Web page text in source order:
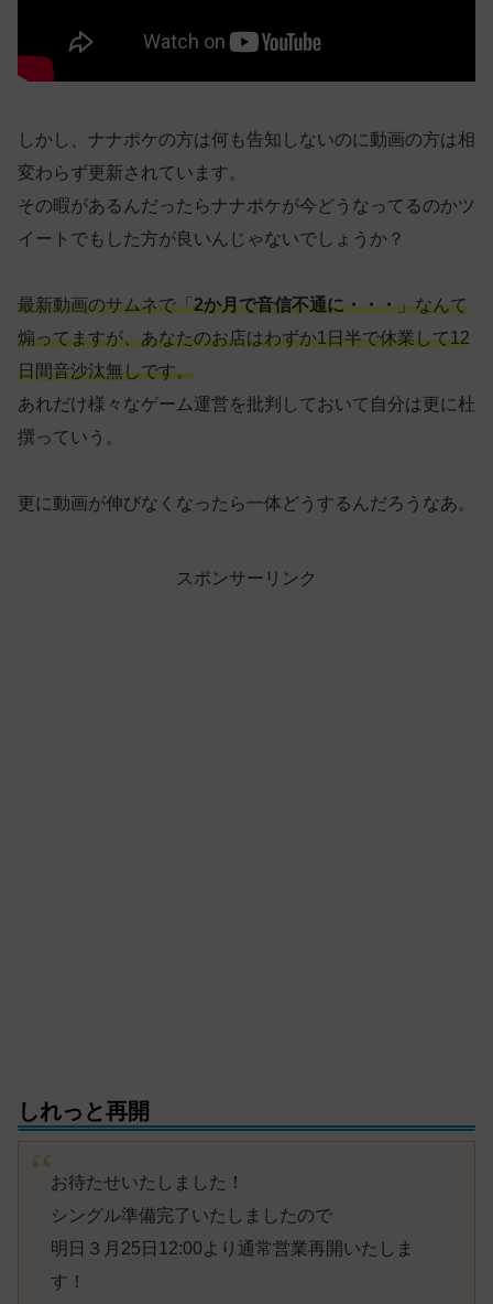
しかし、ナナポケの方は何も告知しないのに動画の方は相
変わらず更新されています。
その暇があるんだったらナナポケが今どうなってるのかツ
イートでもした方が良いんじゃないでしょうか？
最新動画のサムネで「2か月で音信不通に・・・」なんて
煽ってますが、あなたのお店はわずか1日半で休業して12
日間音沙汰無しです。
あれだけ様々なゲーム運営を批判しておいて自分は更に杜
撰っていう。
更に動画が伸びなくなったら一体どうするんだろうなあ。
スポンサーリンク
しれっと再開
お待たせいたしました！
シングル準備完了いたしましたので
明日３月25日12:00より通常営業再開いたしま
す！